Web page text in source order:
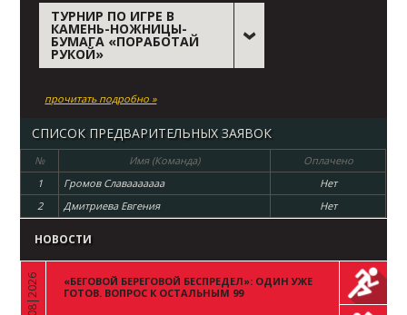
ТУРНИР ПО ИГРЕ В
КАМЕНЬ-НОЖНИЦЫ-
БУМАГА «ПОРАБОТАЙ
РУКОЙ»
прочитать подробно »
СПИСОК ПРЕДВАРИТЕЛЬНЫХ ЗАЯВОК
№ Имя (Команда)
Оплачено
1
Громов Славааааааа
Нет
2
Дмитриева Евгения Нет
НОВОСТИ
«
«БЕГОВОЙ БЕРЕГОВОЙ БЕСПРЕДЕЛ»: ОДИН УЖЕ
ГОТОВ. ВОПРОС К ОСТАЛЬНЫМ 99